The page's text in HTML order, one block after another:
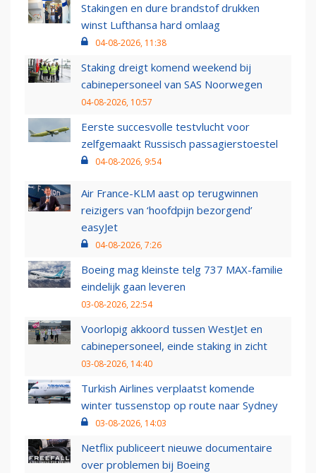
Stakingen en dure brandstof drukken
winst Lufthansa hard omlaag
04-08-2026, 11:38
Staking dreigt komend weekend bij
cabinepersoneel van SAS Noorwegen
04-08-2026, 10:57
Eerste succesvolle testvlucht voor
zelfgemaakt Russisch passagierstoestel
04-08-2026, 9:54
Air France-KLM aast op terugwinnen
reizigers van ‘hoofdpijn bezorgend’
easyJet
04-08-2026, 7:26
Boeing mag kleinste telg 737 MAX-familie
eindelijk gaan leveren
03-08-2026, 22:54
Voorlopig akkoord tussen WestJet en
cabinepersoneel, einde staking in zicht
03-08-2026, 14:40
Turkish Airlines verplaatst komende
winter tussenstop op route naar Sydney
03-08-2026, 14:03
Netflix publiceert nieuwe documentaire
over problemen bij Boeing